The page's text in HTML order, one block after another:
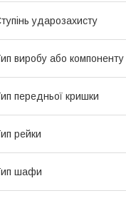
ударозахисту
виробу або компоненту
передньої кришки
рейки
шафи